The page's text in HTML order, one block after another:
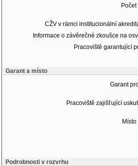
CŽV v rámci institucionální
Informace o závěrečné zkoušce na
Pracoviště garantující
Garant a místo
Garant
Pracoviště zajišťující
Podrobnosti v rozvrhu